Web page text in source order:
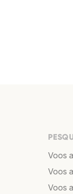
Voos
Voos
Voos